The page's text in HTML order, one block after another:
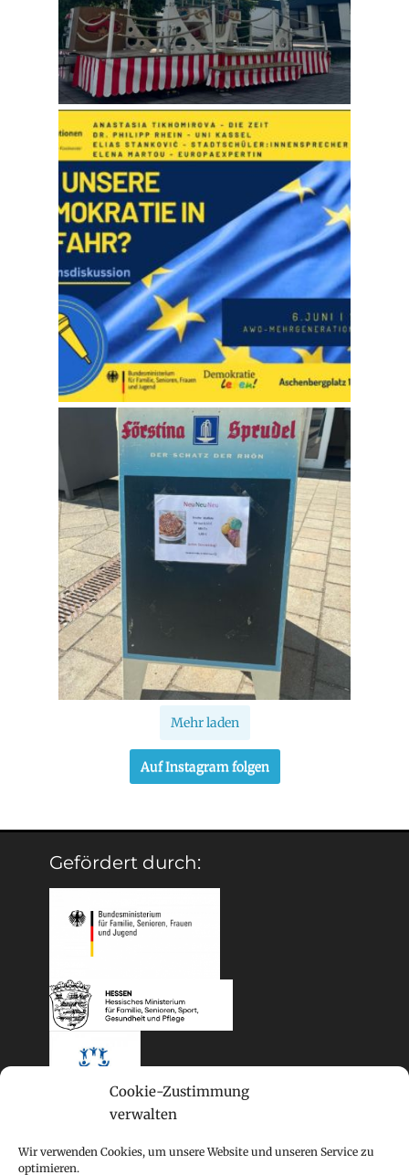
Cookie-Zustimmung
verwalten
Wir verwenden Cookies, um unsere Website und unseren Service zu
optimieren.
Mehr laden
Auf Instagram folgen
Gefördert durch: